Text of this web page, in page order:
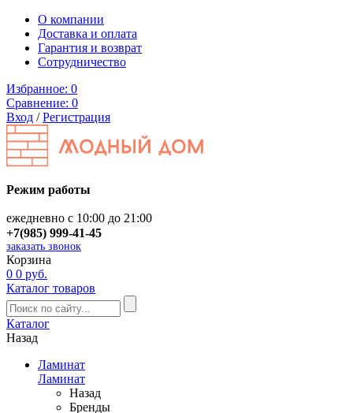
О компании
Доставка и оплата
Гарантия и возврат
Сотрудничество
Избранное: 0
Сравнение: 0
Вход /Регистрация
Режим работы
ежедневно с 10:00 до 21:00
+7(985) 999-41-45
заказать звонок
Корзина
0 0 руб.
Каталог товаров
Каталог
Назад
Ламинат
Ламинат
Назад
Бренды